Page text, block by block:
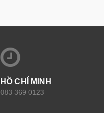
HỒ CHÍ MINH
083 369 0123